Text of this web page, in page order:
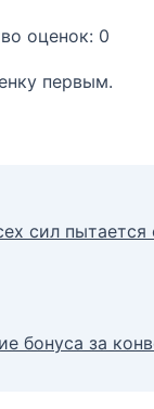
оценок: 0
первым.
сил
бонуса за